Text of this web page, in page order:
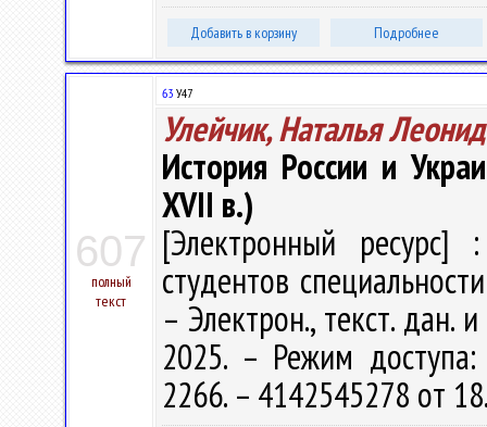
Добавить в корзину Подробнее
607
полный
текст
63 У47
Улейчик, Наталья
История России и
XVII в.)
[Электронный ресурс]
студентов
– Электрон., текст. дан.
2025. – Режим
2266. – 4142545278 от